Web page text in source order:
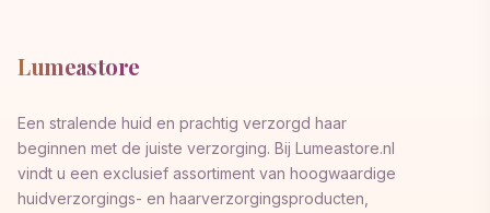
Lumeastore
Een stralende huid en prachtig verzorgd haar
beginnen met de juiste verzorging. Bij Lumeastore.nl
vindt u een exclusief assortiment van hoogwaardige
huidverzorgings- en haarverzorgingsproducten,